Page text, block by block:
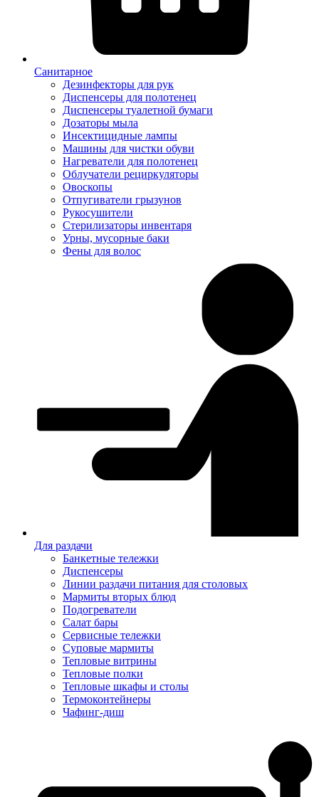
Санитарное
Дезинфекторы для рук
Диспенсеры для полотенец
Диспенсеры туалетной бумаги
Дозаторы мыла
Инсектицидные лампы
Машины для чистки обуви
Нагреватели для полотенец
Облучатели рециркуляторы
Овоскопы
Отпугиватели грызунов
Рукосушители
Стерилизаторы инвентаря
Урны, мусорные баки
Фены для волос
Для раздачи
Банкетные тележки
Диспенсеры
Линии раздачи питания для столовых
Мармиты вторых блюд
Подогреватели
Салат бары
Сервисные тележки
Суповые мармиты
Тепловые витрины
Тепловые полки
Тепловые шкафы и столы
Термоконтейнеры
Чафинг-диш